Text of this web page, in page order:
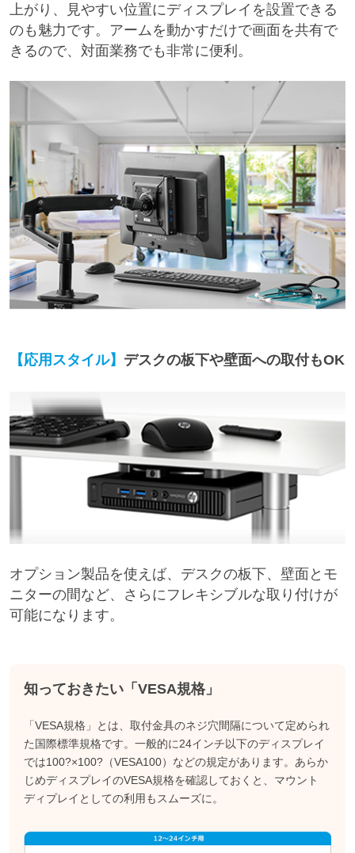
上がり、見やすい位置にディスプレイを設置できる
のも魅力です。アームを動かすだけで画面を共有で
きるので、対面業務でも非常に便利。
【応用スタイル】 デスクの板下や壁面への取付もOK
オプション製品を使えば、デスクの板下、壁面とモ
ニターの間など、さらにフレキシブルな取り付けが
可能になります。
知っておきたい「VESA規格」
「VESA規格」とは、取付金具のネジ穴間隔について定められ
た国際標準規格です。一般的に24インチ以下のディスプレイ
では100?×100?（VESA100）などの規定があります。あらか
じめディスプレイのVESA規格を確認しておくと、マウント
ディプレイとしての利用もスムーズに。